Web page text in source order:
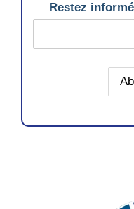
Restez